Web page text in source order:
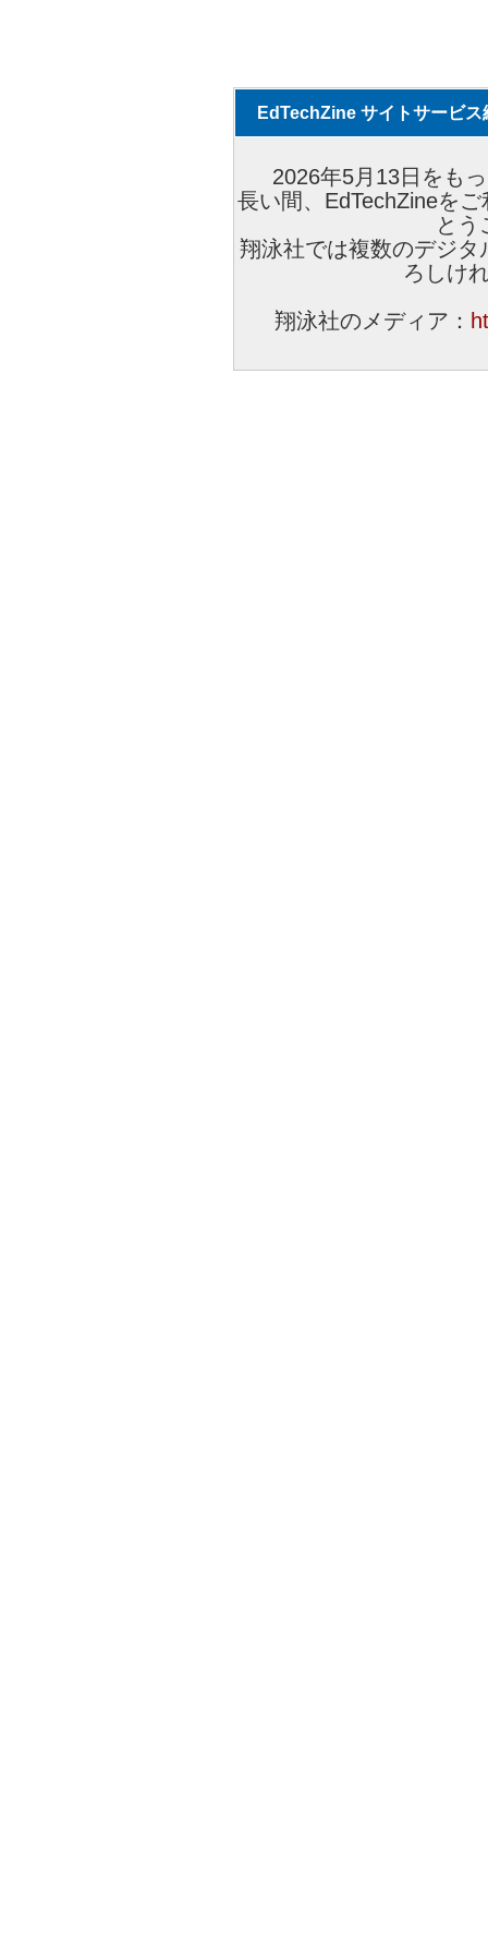
EdTechZine サイトサービス
2026年5月13日をも
長い間、EdTechZineを
とう
翔泳社では複数のデジ
ろしけ
翔泳社のメディア：